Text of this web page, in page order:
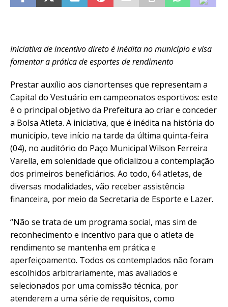
Iniciativa de incentivo direto é inédita no município e visa
fomentar a prática de esportes de rendimento
Prestar auxílio aos cianortenses que representam a
Capital do Vestuário em campeonatos esportivos: este
é o principal objetivo da Prefeitura ao criar e conceder
a Bolsa Atleta. A iniciativa, que é inédita na história do
município, teve início na tarde da última quinta-feira
(04), no auditório do Paço Municipal Wilson Ferreira
Varella, em solenidade que oficializou a contemplação
dos primeiros beneficiários. Ao todo, 64 atletas, de
diversas modalidades, vão receber assistência
financeira, por meio da Secretaria de Esporte e Lazer.
“Não se trata de um programa social, mas sim de
reconhecimento e incentivo para que o atleta de
rendimento se mantenha em prática e
aperfeiçoamento. Todos os contemplados não foram
escolhidos arbitrariamente, mas avaliados e
selecionados por uma comissão técnica, por
atenderem a uma série de requisitos, como